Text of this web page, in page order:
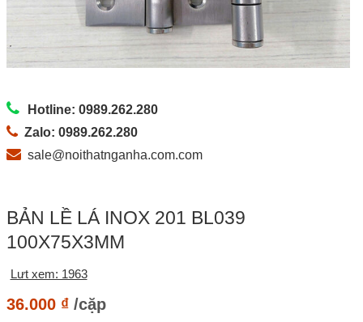
Hotline: 0989.262.280
Zalo: 0989.262.280
sale@noithatnganha.com.com
BẢN LỀ LÁ INOX 201 BL039
100X75X3MM
Lưt xem: 1963
36.000 ₫ /cặp